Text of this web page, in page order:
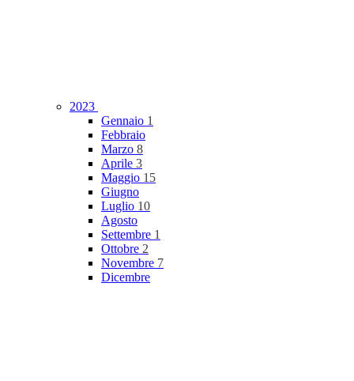
2023
Gennaio 1
Febbraio
Marzo 8
Aprile 3
Maggio 15
Giugno
Luglio 10
Agosto
Settembre 1
Ottobre 2
Novembre 7
Dicembre